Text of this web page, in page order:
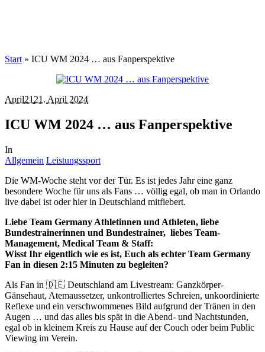
Start » ICU WM 2024 … aus Fanperspektive
April21 21. April 2024
ICU WM 2024 … aus Fanperspektive
In
Allgemein Leistungssport
Die WM-Woche steht vor der Tür. Es ist jedes Jahr eine ganz
besondere Woche für uns als Fans … völlig egal, ob man in Orlando
live dabei ist oder hier in Deutschland mitfiebert.
Liebe Team Germany Athletinnen und Athleten, liebe
Bundestrainerinnen und Bundestrainer, liebes Team-
Management, Medical Team & Staff:
Wisst Ihr eigentlich wie es ist, Euch als echter Team Germany
Fan in diesen 2:15 Minuten zu begleiten?
Als Fan in 🇩🇪 Deutschland am Livestream: Ganzkörper-
Gänsehaut, Atemaussetzer, unkontrolliertes Schreien, unkoordinierte
Reflexe und ein verschwommenes Bild aufgrund der Tränen in den
Augen … und das alles bis spät in die Abend- und Nachtstunden,
egal ob in kleinem Kreis zu Hause auf der Couch oder beim Public
Viewing im Verein.